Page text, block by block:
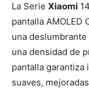
La Serie Xiaomi
pantalla AMOLED
una deslumbrante
una densidad de
pantalla garantiza
suaves,